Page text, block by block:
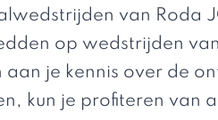
van Roda
op wedstrijden
aan je kennis over de
kun je profiteren van